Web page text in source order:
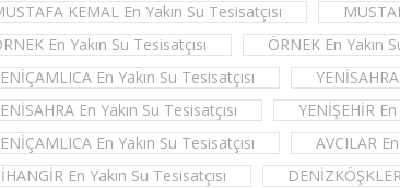
KEMAL En Yakın Su Tesisatçısı
En Yakın Su Tesisatçısı
ÖRNEK En Yakın
En Yakın Su Tesisatçısı
En Yakın Su Tesisatçısı
YENİŞEHİR
En Yakın Su Tesisatçısı
AVCILAR
En Yakın Su Tesisatçısı